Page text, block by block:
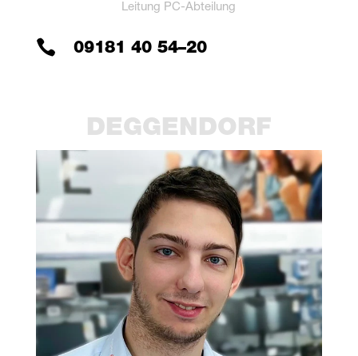
Lei­tung PC-Abteilung
 09181 40 54–20
DEG­GEN­DORF